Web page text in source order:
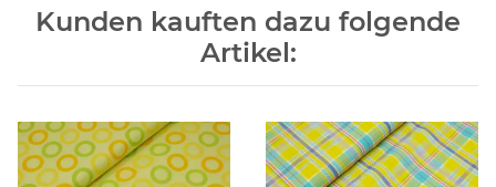
Kunden kauften dazu folgende
Artikel: